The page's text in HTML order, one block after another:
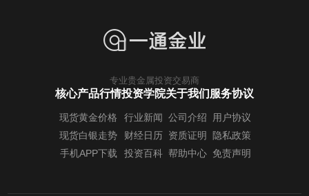
专业贵金属投资交易商
核心产品行情
现货黄金价格
现货白银走势
手机APP下载
投资学院
行业新闻
财经日历
投资百科
关于我们
公司介绍
资质证明
帮助中心
服务协议
用户协议
隐私政策
免责声明